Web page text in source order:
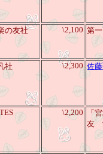
の友社 \2,100 第
社 \2,300 佐
\2,200
「
友